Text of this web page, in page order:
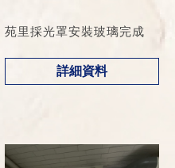
苑里採光罩安裝玻璃完成
詳細資料